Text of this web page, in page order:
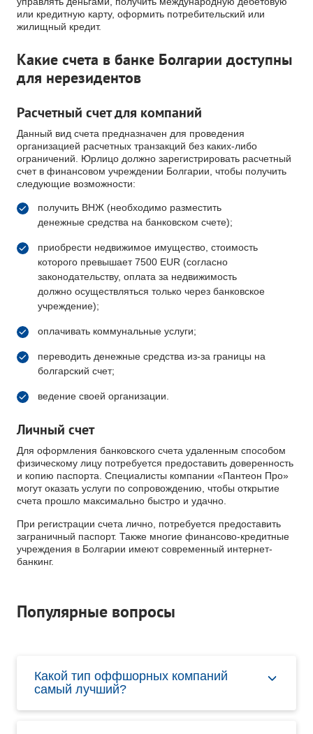
или кредитную карту, оформить потребительский или
жилищный кредит.
Какие счета в банке Болгарии доступны
для нерезидентов
Расчетный счет для компаний
Данный вид счета предназначен для проведения
организацией расчетных транзакций без каких-либо
ограничений. Юрлицо должно зарегистрировать расчетный
счет в финансовом учреждении Болгарии, чтобы получить
следующие возможности:
получить ВНЖ (необходимо разместить
денежные средства на банковском счете);
приобрести недвижимое имущество, стоимость
которого превышает 7500 EUR (согласно
законодательству, оплата за недвижимость
должно осуществляться только через банковское
учреждение);
оплачивать коммунальные услуги;
переводить денежные средства из-за границы на
болгарский счет;
ведение своей организации.
Личный счет
Для оформления банковского счета удаленным способом
физическому лицу потребуется предоставить доверенность
и копию паспорта. Специалисты компании «Пантеон Про»
могут оказать услуги по сопровождению, чтобы открытие
счета прошло максимально быстро и удачно.
При регистрации счета лично, потребуется предоставить
заграничный паспорт. Также многие финансово-кредитные
учреждения в Болгарии имеют современный интернет-
банкинг.
Популярные вопросы
Какой тип оффшорных компаний
самый лучший?